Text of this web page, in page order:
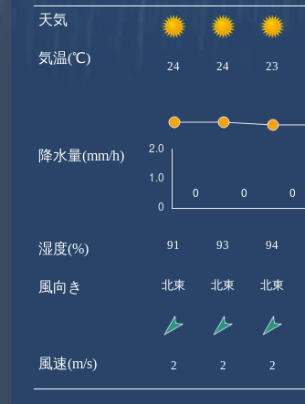
天気
気温(℃)
降水量(mm/h)
湿度(%)
風向き
風速(m/s)
24 24 23
91 93 94
北東 北東 北東
2 2 2